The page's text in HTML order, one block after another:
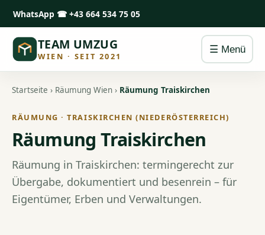
WhatsApp ☎ +43 664 534 75 05
TEAM UMZUG
WIEN · SEIT 2021
☰ Menü
Startseite › Räumung Wien › Räumung Traiskirchen
RÄUMUNG · TRAISKIRCHEN (NIEDERÖSTERREICH)
Räumung Traiskirchen
Räumung in Traiskirchen: termingerecht zur
Übergabe, dokumentiert und besenrein – für
Eigentümer, Erben und Verwaltungen.